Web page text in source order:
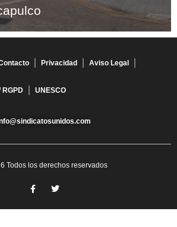
Privacidad Aviso Legal
RGPD UNESCO
Todos los derechos reservados